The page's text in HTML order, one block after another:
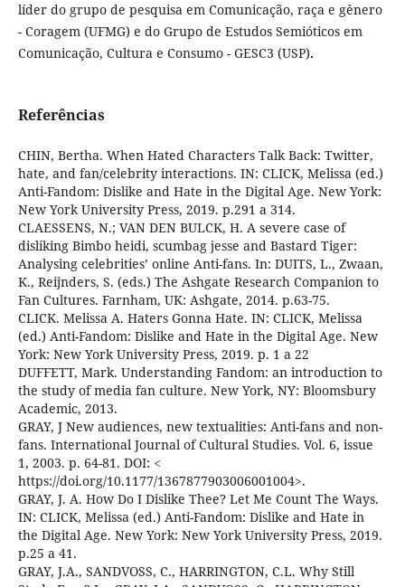
líder do grupo de pesquisa em Comunicação, raça e gênero
- Coragem (UFMG) e do Grupo de Estudos Semióticos em
Comunicação, Cultura e Consumo - GESC3 (USP).
Referências
CHIN, Bertha. When Hated Characters Talk Back: Twitter,
hate, and fan/celebrity interactions. IN: CLICK, Melissa (ed.)
Anti-Fandom: Dislike and Hate in the Digital Age. New York:
New York University Press, 2019. p.291 a 314.
CLAESSENS, N.; VAN DEN BULCK, H. A severe case of
disliking Bimbo heidi, scumbag jesse and Bastard Tiger:
Analysing celebrities’ online Anti-fans. In: DUITS, L., Zwaan,
K., Reijnders, S. (eds.) The Ashgate Research Companion to
Fan Cultures. Farnham, UK: Ashgate, 2014. p.63-75.
CLICK. Melissa A. Haters Gonna Hate. IN: CLICK, Melissa
(ed.) Anti-Fandom: Dislike and Hate in the Digital Age. New
York: New York University Press, 2019. p. 1 a 22
DUFFETT, Mark. Understanding Fandom: an introduction to
the study of media fan culture. New York, NY: Bloomsbury
Academic, 2013.
GRAY, J New audiences, new textualities: Anti-fans and non-
fans. International Journal of Cultural Studies. Vol. 6, issue
1, 2003. p. 64-81. DOI: <
https://doi.org/10.1177/1367877903006001004>.
GRAY, J. A. How Do I Dislike Thee? Let Me Count The Ways.
IN: CLICK, Melissa (ed.) Anti-Fandom: Dislike and Hate in
the Digital Age. New York: New York University Press, 2019.
p.25 a 41.
GRAY, J.A., SANDVOSS, C., HARRINGTON, C.L. Why Still